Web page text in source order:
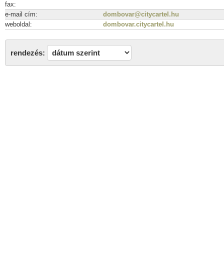
fax:
e-mail cím:
dombovar@citycartel.hu
weboldal:
dombovar.citycartel.hu
rendezés: